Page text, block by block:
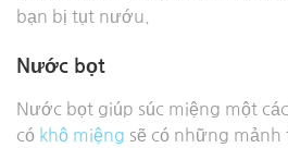
bạn bị tụt nướu.
Nước bọt
Nước bọt giúp súc miệng một
có khô miệng sẽ có những